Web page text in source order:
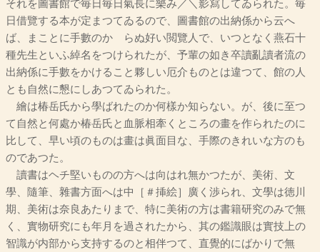
それを圖書館で毎日毎日氣長に樂み／＼影寫してゐられた。毎
日借覽する本が定まつてゐるので、圖書館の出納係から云へ
ば、まことに手數のかゝらぬ好い閲覽人で、いつとなく燕石十
種先生といふ綽名をつけられたが、予輩の如き卒讀亂讀者流の
出納係に手數をかけること夥しい厄介ものとは違つて、館の人
とも自然に懇にしあつてゐられた。
繪は椿岳氏から學ばれたのか何樣か知らない。が、後に至つ
て自然と何處か椿岳氏と血脈相牽くところの畫を作られたのに
比して、早い頃のものは畫は眞面目な、手際のきれいな方のも
のであつた。
讀書はヘチ堅いものの方へは向はれ無かつたが、美術、文
學、隨筆、雜書方面へは中［＃挿絵］廣く渉られ、文學は徳川
期、美術は奈良あたりまで、特に美術の方は書籍研究のみで無
く、實物研究にも年月を過されたから、其の鑑識眼は實技上の
智識が内部から支持するのと相伴つて、直覺的にばかりで無